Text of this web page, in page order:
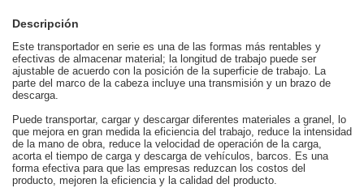
Descripción
Este transportador en serie es una de las formas más rentables y
efectivas de almacenar material; la longitud de trabajo puede ser
ajustable de acuerdo con la posición de la superficie de trabajo. La
parte del marco de la cabeza incluye una transmisión y un brazo de
descarga.
Puede transportar, cargar y descargar diferentes materiales a granel, lo
que mejora en gran medida la eficiencia del trabajo, reduce la intensidad
de la mano de obra, reduce la velocidad de operación de la carga,
acorta el tiempo de carga y descarga de vehículos, barcos. Es una
forma efectiva para que las empresas reduzcan los costos del
producto, mejoren la eficiencia y la calidad del producto.